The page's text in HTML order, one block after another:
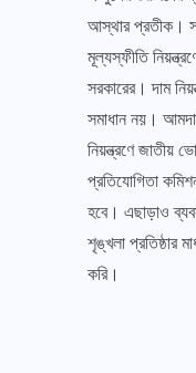
আস্থার প্রতীক।
মূল্যস্ফীতি
সরকারের। দাম
সমাধান নয়।
নিয়ন্ত্রণে জাতীয়
প্রতিযোগিতা
হবে। এছাড়াও
শৃঙ্খলা প্রতিষ্ঠার
করি।